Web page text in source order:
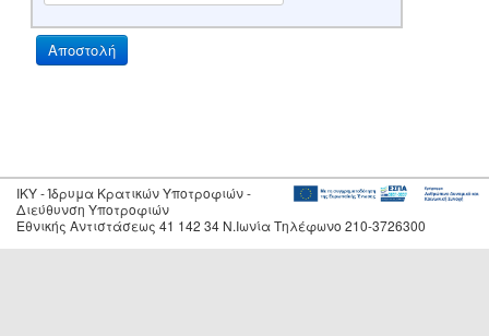
IKY - Ίδρυμα Κρατικών Υποτροφιών -
Διεύθυνση Υποτροφιών
Εθνικής Αντιστάσεως 41 142 34 Ν.Ιωνία Τηλέφωνο 210-3726300